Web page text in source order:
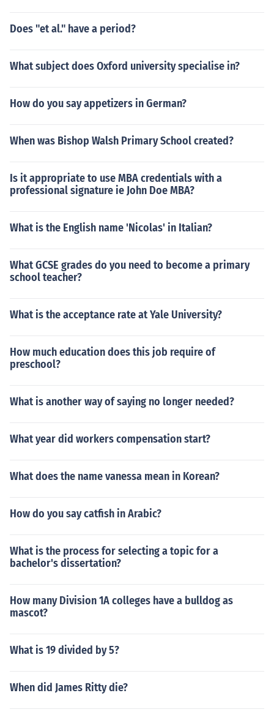
Does "et al." have a period?
What subject does Oxford university specialise in?
How do you say appetizers in German?
When was Bishop Walsh Primary School created?
Is it appropriate to use MBA credentials with a
professional signature ie John Doe MBA?
What is the English name 'Nicolas' in Italian?
What GCSE grades do you need to become a primary
school teacher?
What is the acceptance rate at Yale University?
How much education does this job require of
preschool?
What is another way of saying no longer needed?
What year did workers compensation start?
What does the name vanessa mean in Korean?
How do you say catfish in Arabic?
What is the process for selecting a topic for a
bachelor's dissertation?
How many Division 1A colleges have a bulldog as
mascot?
What is 19 divided by 5?
When did James Ritty die?